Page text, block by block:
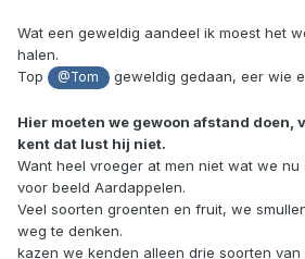
Wat een geweldig aandeel ik moest het
halen.
Top
@Tom geweldig gedaan, eer wie
Hier moeten we gewoon afstand doen,
kent dat lust hij niet.
Want heel vroeger at men niet wat we nu
voor beeld Aardappelen.
Veel soorten groenten en fruit, we
weg te denken.
kazen we kenden alleen drie soorten van